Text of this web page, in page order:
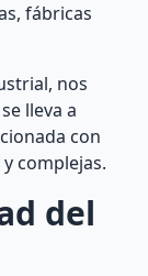
fábricas
nos
lleva a
con
complejas.
del